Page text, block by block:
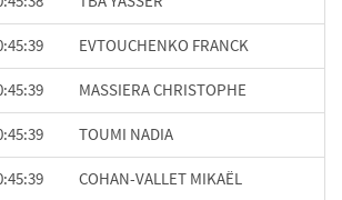
EVTOUCHENKO FRANCK
MASSIERA CHRISTOPHE
TOUMI NADIA
COHAN-VALLET MIKAËL